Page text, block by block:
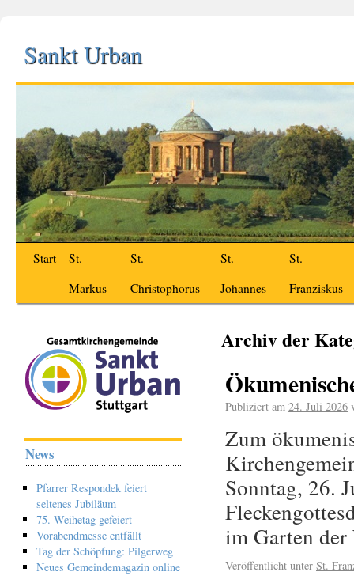
Sankt Urban
Start
St.
Markus
St.
Christophorus
St.
Johannes
St.
Franziskus
Archiv der
Publiziert am 24. Juli 2026
Zum
Sonntag, 26.
im Garten der
Veröffentlicht unter St.
News
Pfarrer Respondek feiert
seltenes Jubiläum
75. Weihetag gefeiert
Vorabendmesse entfällt
Tag der Schöpfung: Pilgerweg
Neues Gemeindemagazin online